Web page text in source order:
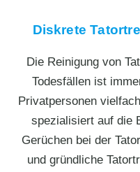
Diskrete
Die Reinigung von
Todesfällen ist
Privatpersonen
spezialisiert auf die
Gerüchen bei der
und gründliche